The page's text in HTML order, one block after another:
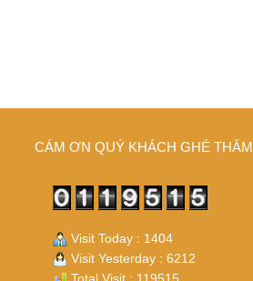
CÁM ƠN QUÝ KHÁCH GHÉ THĂM
Visit Today : 1404
Visit Yesterday : 6212